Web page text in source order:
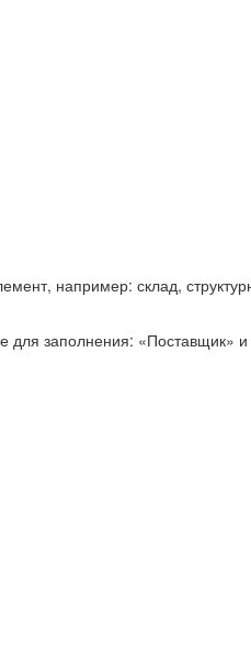
например: склад,
заполнения: «Поставщик» и